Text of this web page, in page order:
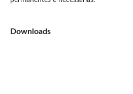
Downloads